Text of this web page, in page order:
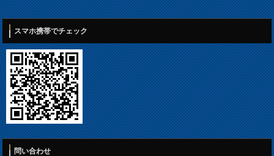
スマホ携帯でチェック
問い合わせ